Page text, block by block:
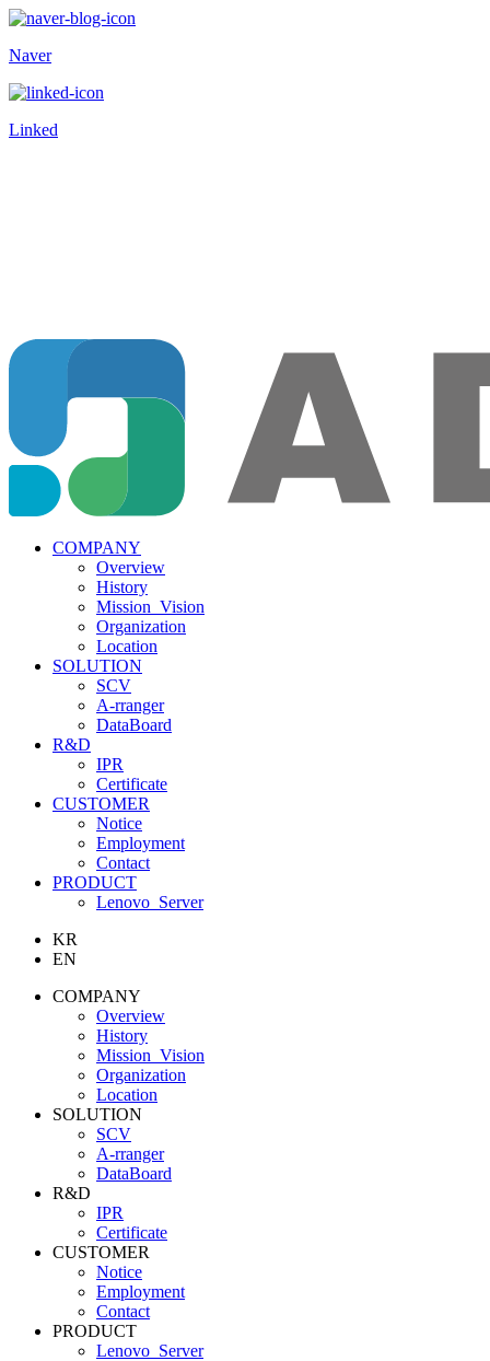
Naver
Linked
COMPANY
Overview
History
Mission_Vision
Organization
Location
SOLUTION
SCV
A-rranger
DataBoard
R&D
IPR
Certificate
CUSTOMER
Notice
Employment
Contact
PRODUCT
Lenovo_Server
KR
EN
COMPANY
Overview
History
Mission_Vision
Organization
Location
SOLUTION
SCV
A-rranger
DataBoard
R&D
IPR
Certificate
CUSTOMER
Notice
Employment
Contact
PRODUCT
Lenovo_Server